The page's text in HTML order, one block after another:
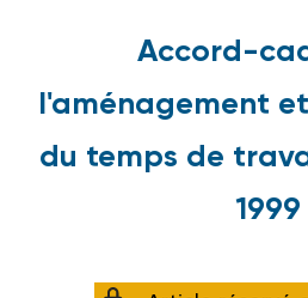
Accord-
l'aménagement
du temps de
1999